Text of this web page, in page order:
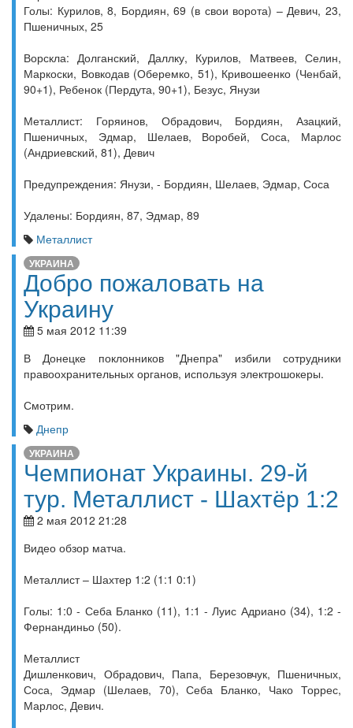
Голы: Курилов, 8, Бордиян, 69 (в свои ворота) – Девич, 23,
Пшеничных, 25
Ворскла: Долганский, Даллку, Курилов, Матвеев, Селин,
Маркоски, Вовкодав (Оберемко, 51), Кривошеенко (Ченбай,
90+1), Ребенок (Пердута, 90+1), Безус, Янузи
Металлист: Горяинов, Обрадович, Бордиян, Азацкий,
Пшеничных, Эдмар, Шелаев, Воробей, Соса, Марлос
(Андриевский, 81), Девич
Предупреждения: Янузи, - Бордиян, Шелаев, Эдмар, Соса
Удалены: Бордиян, 87, Эдмар, 89
Металлист
УКРАИНА
Добро пожаловать на
Украину
5 мая 2012 11:39
В Донецке поклонников "Днепра" избили сотрудники
правоохранительных органов, используя электрошокеры.
Смотрим.
Днепр
УКРАИНА
Чемпионат Украины. 29-й
тур. Металлист - Шахтёр 1:2
2 мая 2012 21:28
Видео обзор матча.
Металлист – Шахтер 1:2 (1:1 0:1)
Голы: 1:0 - Себа Бланко (11), 1:1 - Луис Адриано (34), 1:2 -
Фернандиньо (50).
Металлист
Дишленкович, Обрадович, Папа, Березовчук, Пшеничных,
Соса, Эдмар (Шелаев, 70), Себа Бланко, Чако Торрес,
Марлос, Девич.